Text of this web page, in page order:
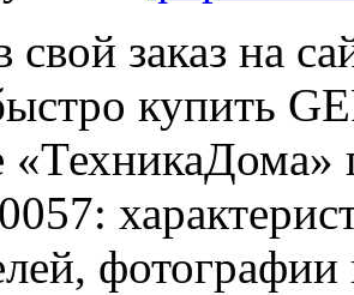
заказ на
купить